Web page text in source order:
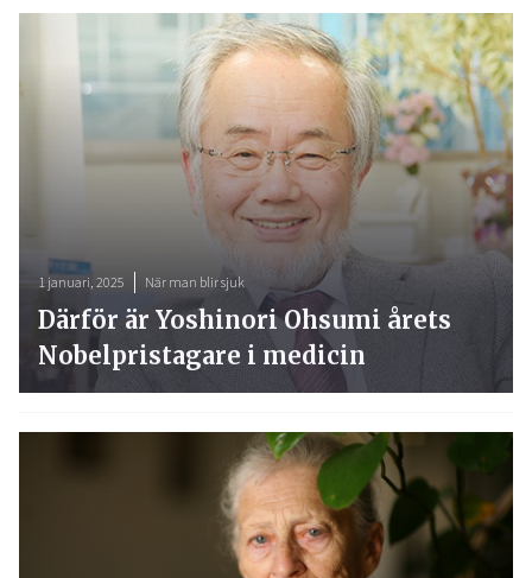
1 januari, 2025 När man blir sjuk
Därför är Yoshinori Ohsumi årets
Nobelpristagare i medicin